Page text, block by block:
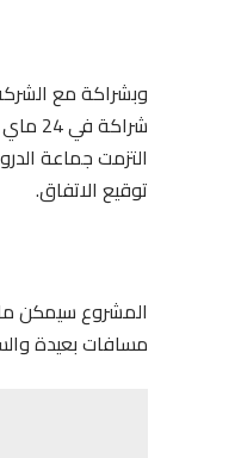
وبشراكة مع
التزمت جماعة
توقيع الاتفاق.
مسافات بعيدة